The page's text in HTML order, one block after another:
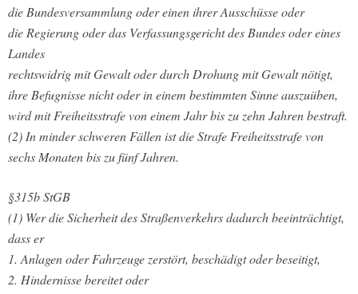
die Bundesversammlung oder einen ihrer Ausschüsse oder
die Regierung oder das Verfassungsgericht des Bundes oder eines
Landes
rechtswidrig mit Gewalt oder durch Drohung mit Gewalt nötigt,
ihre Befugnisse nicht oder in einem bestimmten Sinne auszuüben,
wird mit Freiheitsstrafe von einem Jahr bis zu zehn Jahren bestraft.
(2) In minder schweren Fällen ist die Strafe Freiheitsstrafe von
sechs Monaten bis zu fünf Jahren.
§315b StGB
(1) Wer die Sicherheit des Straßenverkehrs dadurch beeinträchtigt,
dass er
1. Anlagen oder Fahrzeuge zerstört, beschädigt oder beseitigt,
2. Hindernisse bereitet oder